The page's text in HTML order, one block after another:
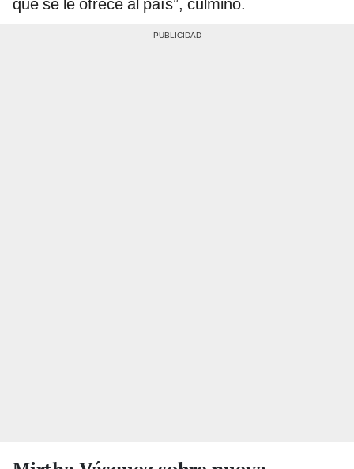
que se le ofrece al país”, culminó.